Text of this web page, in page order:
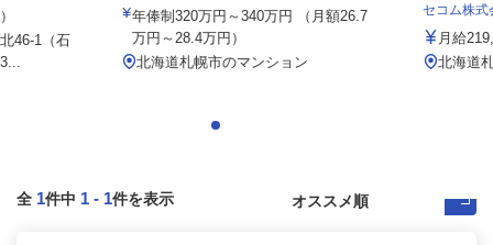
46-1（石
年俸制320万円～340万円 （月額26.7
万円～28.4万円）
北海道札幌市のマンション
セコム株式
月給
北海道
全 1件中 1 - 1件を表示